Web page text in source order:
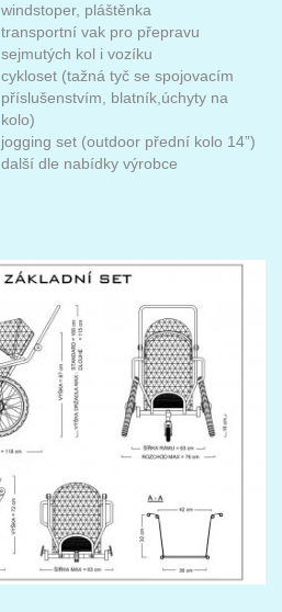
windstoper, pláštěnka
transportní vak pro přepravu
sejmutých kol i vozíku
cykloset (tažná tyč se spojovacím
příslušenstvím, blatník,úchyty na
kolo)
jogging set (outdoor přední kolo 14”)
další dle nabídky výrobce